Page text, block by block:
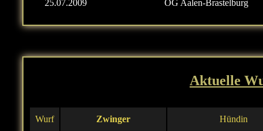
Wurf Zwinger Hündin
Aktuelle
25.07.2009 OG Aalen-Brastelburg